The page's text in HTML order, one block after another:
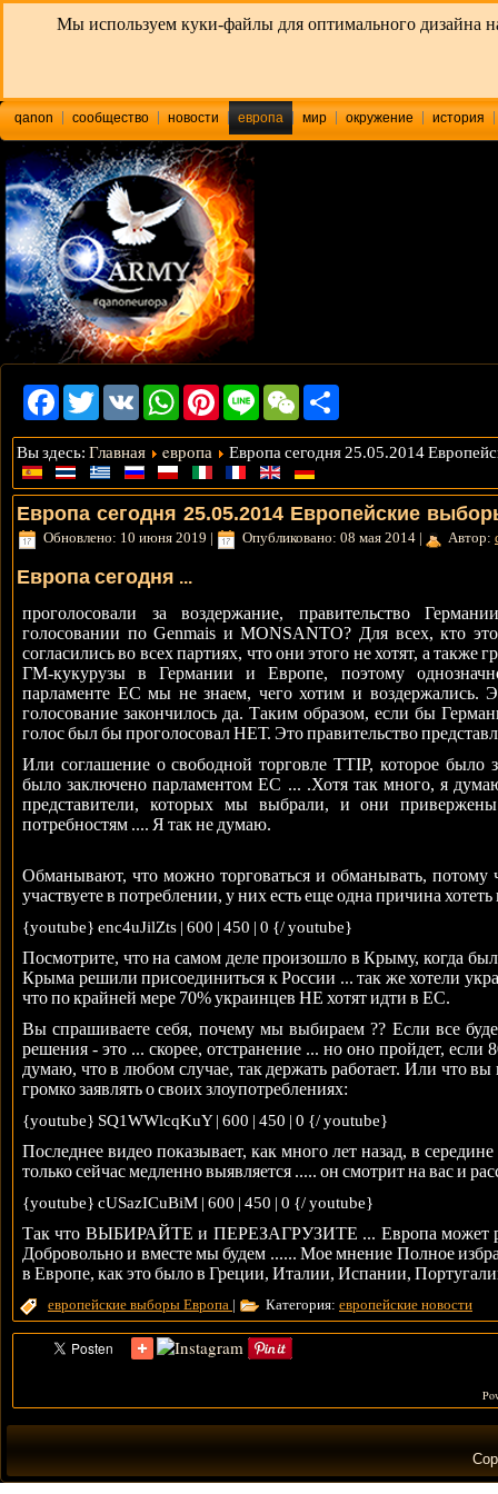
Мы используем куки-файлы для оптимального дизайна
qanon сообщество новости eвропа мир окружение история
FacebookTwitterVK WhatsAppPinterest
Line WeChat
Вы здесь: Главная eвропа Европа сегодня 25.05.2014
Европа сегодня 25.05.2014 Европейские
Обновлено: 10 июня 2019 | Опубликовано: 08 мая 2014 | Автор:
Европа сегодня ...
проголосовали за воздержание, правительство
голосовании по Genmais и MONSANTO? Для всех, кто
согласились во всех партиях, что они этого не хотят, а также
ГМ-кукурузы в Германии и Европе, поэтому
парламенте ЕС мы не знаем, чего хотим и воздержались.
голосование закончилось да. Таким образом, если бы
голос был бы проголосовал НЕТ. Это правительство
Или соглашение о свободной торговле TTIP, которое было
было заключено парламентом ЕС ... .Хотя так много, я
представители, которых мы выбрали, и они
потребностям .... Я так не думаю.
Обманывают, что можно торговаться и обманывать,
участвуете в потреблении, у них есть еще одна причина
{youtube} enc4uJilZts | 600 | 450 | 0 {/ youtube}
Посмотрите, что на самом деле произошло в Крыму, когда
Крыма решили присоединиться к России ... так же хотели
что по крайней мере 70% украинцев НЕ хотят идти в ЕС.
Вы спрашиваете себя, почему мы выбираем ?? Если все
решения - это ... скорее, отстранение ... но оно пройдет,
думаю, что в любом случае, так держать работает. Или что
громко заявлять о своих злоупотреблениях:
{youtube} SQ1WWlcqKuY | 600 | 450 | 0 {/ youtube}
Последнее видео показывает, как много лет назад, в
только сейчас медленно выявляется ..... он смотрит на вас и
{youtube} cUSazICuBiM | 600 | 450 | 0 {/ youtube}
Так что ВЫБИРАЙТЕ и ПЕРЕЗАГРУЗИТЕ ... Европа может
Добровольно и вместе мы будем ...... Мое мнение Полное
в Европе, как это было в Греции, Италии, Испании,
европейские выборы Европа | Категория: европейские новости